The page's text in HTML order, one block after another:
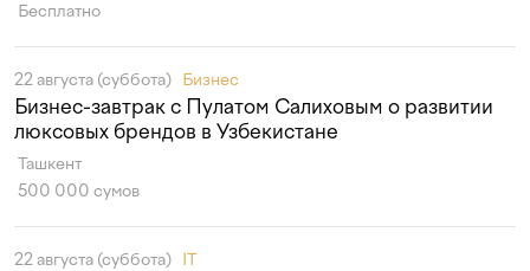
Бесплатно
22 августа (суббота) Бизнес
Бизнес-завтрак с Пулатом Салиховым о развитии
люксовых брендов в Узбекистане
Ташкент
500 000 сумов
22 августа (суббота) IT